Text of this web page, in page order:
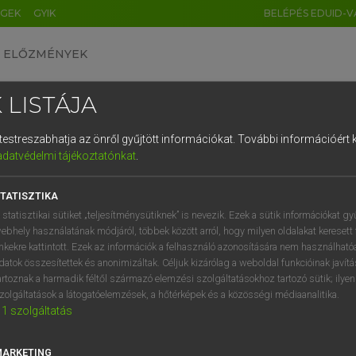
GYIK BELÉPÉS EDUID-
ELŐZMÉNYEK
egyetemes nagyszótár
VAN ELŐFIZETÉSED?
megtekintéséhez.
LISTÁJA
az önről gyűjtött információkat. További információért
tájékoztatónkat.
statisztikai sütiket „teljesítménysütiknek” is nevezik. Ezek a sütik információkat
használatának módjáról, többek között arról, hogy milyen oldalakat keresett
kattintott. Ezek az információk a felhasználó azonosítására nem
összesítettek és anonimizáltak. Céljuk kizárólag a weboldal funkcióinak
a harmadik féltől származó elemzési szolgáltatásokhoz tartozó sütik;
a látogatóelemzések, a hőtérképek és a közösségi médiaanalitika.
1 szolgáltatás
DE CN FR ES IT NL
1 2 3 4 5 6 7 8 9
q w e r t z u i
a s d f g h j k l é
í y x c v b n m , .